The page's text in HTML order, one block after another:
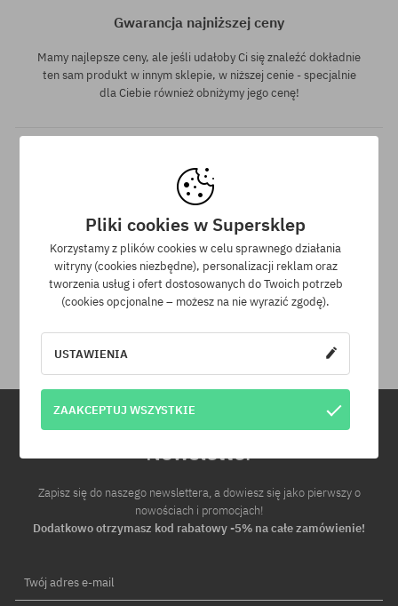
Gwarancja najniższej ceny
Mamy najlepsze ceny, ale jeśli udałoby Ci się znaleźć dokładnie
ten sam produkt w innym sklepie, w niższej cenie - specjalnie
dla Ciebie również obniżymy jego cenę!
30 dni na zwrot zakupów
Na zwrot zakupionych produktów masz 30 dni licząc od daty
Newsletter
Zapisz się do naszego newslettera, a dowiesz się jako pierwszy o
nowościach i promocjach!
Dodatkowo otrzymasz kod rabatowy -5% na całe zamówienie!
Twój adres e-mail
Pliki cookies w Supersklep
Korzystamy z plików cookies w celu sprawnego działania
witryny (cookies niezbędne), personalizacji reklam oraz
tworzenia usług i ofert dostosowanych do Twoich potrzeb
(cookies opcjonalne – możesz na nie wyrazić zgodę).
USTAWIENIA
ZAAKCEPTUJ WSZYSTKIE